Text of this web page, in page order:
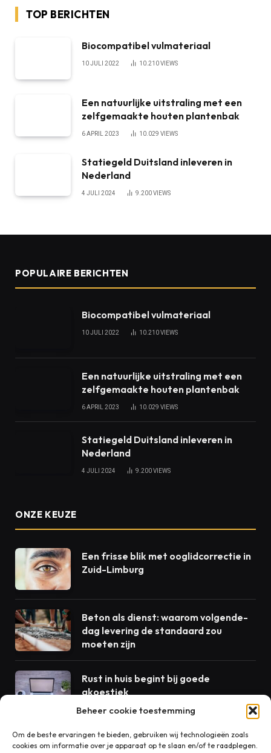
Beheer cookie toestemming
Om de beste ervaringen te bieden, gebruiken wij technologieën zoals
cookies om informatie over je apparaat op te slaan en/of te raadplegen.
TOP BERICHTEN
Biocompatibel vulmateriaal
10 JULI 2022 10.210VIEWS
Een natuurlijke uitstraling met een
zelfgemaakte houten plantenbak
6 APRIL 2023 10.029 VIEWS
Statiegeld Duitsland inleveren in
Nederland
4 JULI 2024 9.200VIEWS
POPULAIRE BERICHTEN
Biocompatibel vulmateriaal
10 JULI 2022 10.210VIEWS
Een natuurlijke uitstraling met een
zelfgemaakte houten plantenbak
6 APRIL 2023 10.029 VIEWS
Statiegeld Duitsland inleveren in
Nederland
4 JULI 2024 9.200VIEWS
ONZE KEUZE
Een frisse blik met ooglidcorrectie in
Zuid-Limburg
Beton als dienst: waarom volgende-
dag levering de standaard zou
moeten zijn
Rust in huis begint bij goede
akoestiek